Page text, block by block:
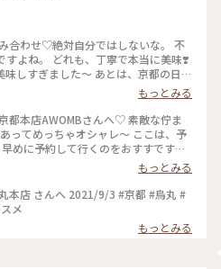
合わせ♡絶対自分ではしないな。 不
すよね。 どれも、丁寧で本当に美味❣️
しすぎました〜 あとは、京都の日本
#わたしのことりっぷ旅 #AWOMB #
司
もっとみる
都本店AWOMBさんへ♡ 素敵な佇ま
ってめっちゃオシャレ〜 ここは、予
めに予約して行くのをおすすです♡
京都 #AWOMB #烏丸本店 #手織り寿
もっとみる
本店 さんへ 2021/9/3 #京都 #烏丸 #
メ
もっとみる